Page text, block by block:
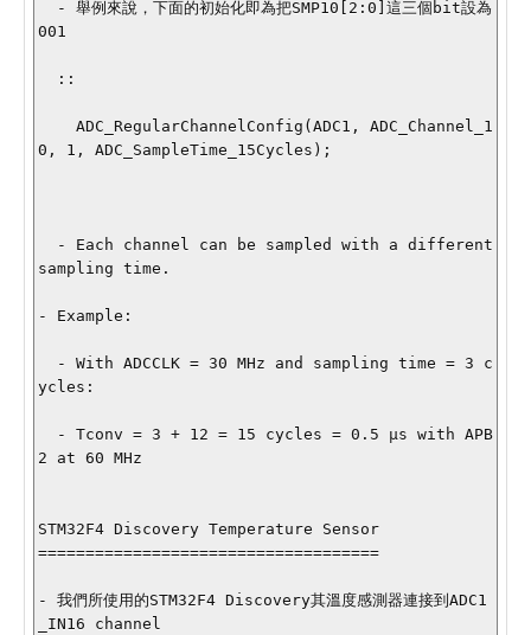
001
0, 1, ADC_SampleTime_15Cycles);
sampling time.
- Example:
ycles:
2 at 60 MHz
STM32F4 Discovery Temperature Sensor
====================================
- 我們所使用的STM32F4 Discovery其溫度感測器連接到ADC1
_IN16 channel